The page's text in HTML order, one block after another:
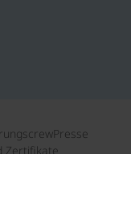
Presse
Zertifikate